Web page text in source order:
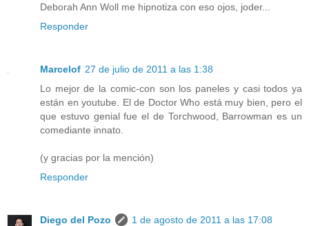
Deborah Ann Woll me hipnotiza con eso ojos, joder...
Responder
Marcelof 27 de julio de 2011 a las 1:38
Lo mejor de la comic-con son los paneles y casi todos ya
están en youtube. El de Doctor Who está muy bien, pero el
que estuvo genial fue el de Torchwood, Barrowman es un
comediante innato.
(y gracias por la mención)
Responder
Diego del Pozo
1 de agosto de 2011 a las 17:08